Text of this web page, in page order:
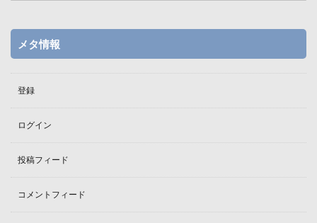
メタ情報
登録
ログイン
投稿フィード
コメントフィード